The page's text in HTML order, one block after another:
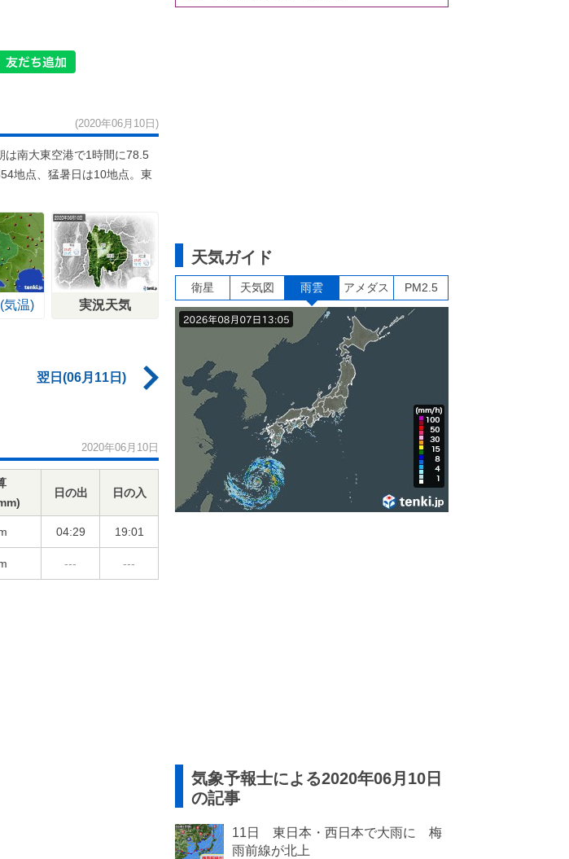
(2020年06月10日)
は南大東空港で1時間に78.5
地点、猛暑日は10地点。東
気温) 実況天気
翌日(06月11日)
2020年06月10日
日の出 日の入
04:29 19:01
--- ---
天気ガイド
衛星 天気図 雨雲 アメダス PM2.5
気象予報士による2020年06月10日
の記事
11日 東日本・西日本で大雨に 梅
雨前線が北上